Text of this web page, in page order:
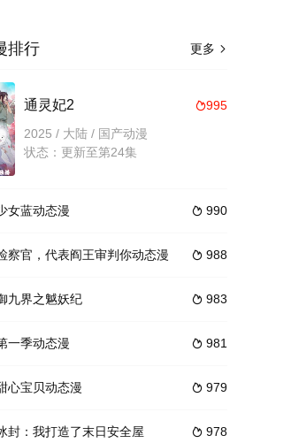
侵的秘密……
打无数渣男贱女的现世报故事！
失，生死存亡之际，系统终于上线，什么神使、仙人
更多 
排行
995
通灵妃2
2025 / 大陆 / 国产动漫
状态：更新至第24集
 990
女蓝动态漫
 988
察官，代表阎王审判你动态漫
 983
九界之魆妖纪
 981
一季动态漫
 979
心宝贝动态漫
 978
封：我打造了末日安全屋